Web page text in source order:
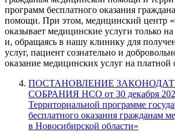
программ бесплатного оказания
помощи. При этом, медицинский центр
оказывает медицинские услуги только
и, обращаясь в нашу клинику для
услуг, пациент сознательно и
оказание медицинских услуг на платной
ПОСТАНОВЛЕНИЕ
СОБРАНИЯ НСО от 30 декабря
Территориальной программе
бесплатного оказания гражданам
в Новосибирской области»